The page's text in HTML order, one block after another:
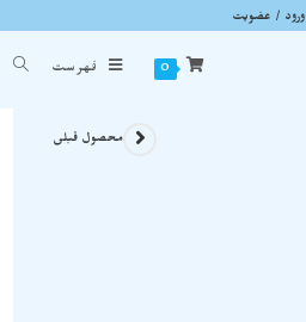
ورود / عضویت
0 فهرست
آویز سنگ آپاتیت آبی نمونه خوشرنگ و معدنی A907
محصول قبلی